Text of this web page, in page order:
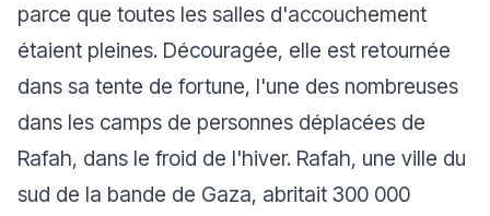
parce que toutes les salles d'accouchement
étaient pleines. Découragée, elle est retournée
dans sa tente de fortune, l'une des nombreuses
dans les camps de personnes déplacées de
Rafah, dans le froid de l'hiver. Rafah, une ville du
sud de la bande de Gaza, abritait 300 000